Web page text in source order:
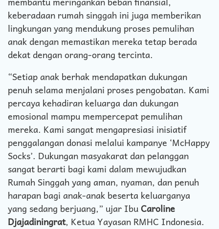
keberadaan rumah singgah ini juga memberikan
lingkungan yang mendukung proses pemulihan
anak dengan memastikan mereka tetap berada
dekat dengan orang-orang tercinta.
“Setiap anak berhak mendapatkan dukungan
penuh selama menjalani proses pengobatan. Kami
percaya kehadiran keluarga dan dukungan
emosional mampu mempercepat pemulihan
mereka. Kami sangat mengapresiasi inisiatif
penggalangan donasi melalui kampanye ‘McHappy
Socks’. Dukungan masyakarat dan pelanggan
sangat berarti bagi kami dalam mewujudkan
Rumah Singgah yang aman, nyaman, dan penuh
harapan bagi anak-anak beserta keluarganya
yang sedang berjuang,” ujar IbuCaroline
Djajadiningrat, Ketua Yayasan RMHC Indonesia.